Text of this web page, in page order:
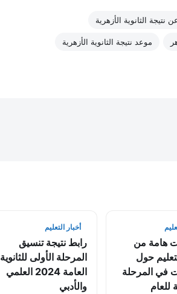
الثانوية الأزهرية
موعد نتيجة الثانوية الأزهرية
هامة من
حول
في المرحلة
للعام
أخبار التعليم
رابط نتيجة تنسيق
المرحلة الأولى للثانوية
العامة 2024 العلمي
والأدبي